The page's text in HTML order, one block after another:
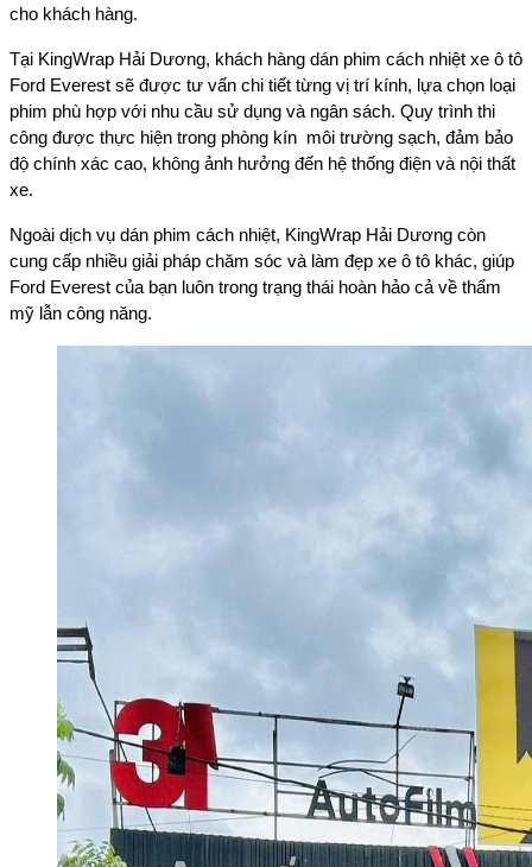
cho khách hàng.
Tại KingWrap Hải Dương, khách hàng dán phim cách nhiệt xe ô tô
Ford Everest sẽ được tư vấn chi tiết từng vị trí kính, lựa chọn loại
phim phù hợp với nhu cầu sử dụng và ngân sách. Quy trình thi
công được thực hiện trong phòng kín môi trường sạch, đảm bảo
độ chính xác cao, không ảnh hưởng đến hệ thống điện và nội thất
xe.
Ngoài dịch vụ dán phim cách nhiệt, KingWrap Hải Dương còn
cung cấp nhiều giải pháp chăm sóc và làm đẹp xe ô tô khác, giúp
Ford Everest của bạn luôn trong trạng thái hoàn hảo cả về thẩm
mỹ lẫn công năng.